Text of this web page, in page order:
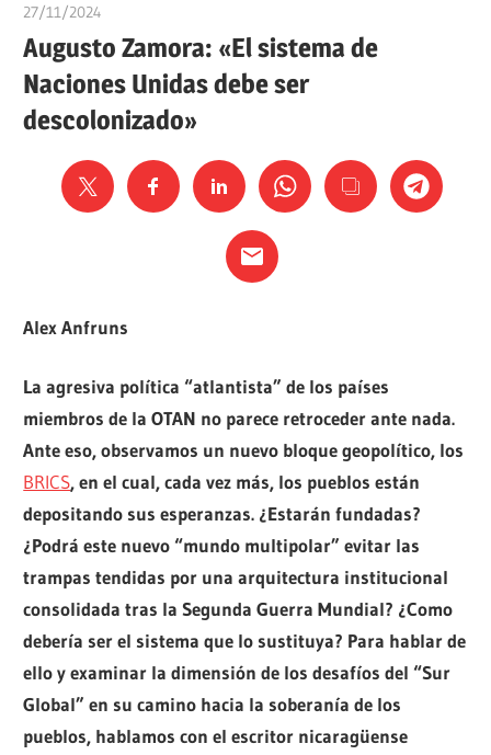
27/11/2024
Augusto Zamora: «El sistema de
Naciones Unidas debe ser
descolonizado»
Alex Anfruns
La agresiva política “atlantista” de los países
miembros de la OTAN no parece retroceder ante nada.
Ante eso, observamos un nuevo bloque geopolítico, los
BRICS, en el cual, cada vez más, los pueblos están
depositando sus esperanzas. ¿Estarán fundadas?
¿Podrá este nuevo “mundo multipolar” evitar las
trampas tendidas por una arquitectura institucional
consolidada tras la Segunda Guerra Mundial? ¿Como
debería ser el sistema que lo sustituya? Para hablar de
ello y examinar la dimensión de los desafíos del “Sur
Global” en su camino hacia la soberanía de los
pueblos, hablamos con el escritor nicaragüense